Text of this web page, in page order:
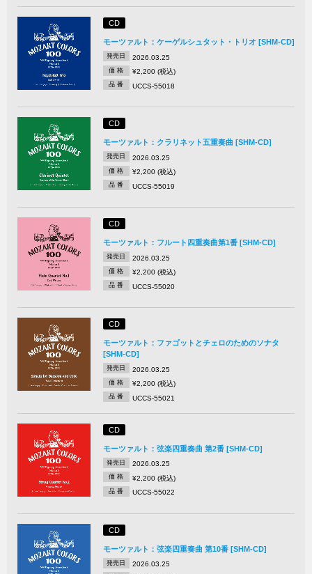
CD
モーツァルト：ケーゲルシュタット・トリオ [SHM-CD]
発売日 2026.03.25
価 格 ¥2,200 (税込)
品 番 UCCS-55018
CD
モーツァルト：クラリネット五重奏曲 [SHM-CD]
発売日 2026.03.25
価 格 ¥2,200 (税込)
品 番 UCCS-55019
CD
モーツァルト：フルート四重奏曲第1番 [SHM-CD]
発売日 2026.03.25
価 格 ¥2,200 (税込)
品 番 UCCS-55020
CD
モーツァルト：ファゴットとチェロのためのソナタ
[SHM-CD]
発売日 2026.03.25
価 格 ¥2,200 (税込)
品 番 UCCS-55021
CD
モーツァルト：弦楽四重奏曲 第2番 [SHM-CD]
発売日 2026.03.25
価 格 ¥2,200 (税込)
品 番 UCCS-55022
CD
モーツァルト：弦楽四重奏曲 第10番 [SHM-CD]
発売日 2026.03.25